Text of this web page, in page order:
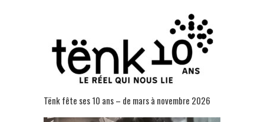
Tënk fête ses 10 ans – de mars à novembre 2026